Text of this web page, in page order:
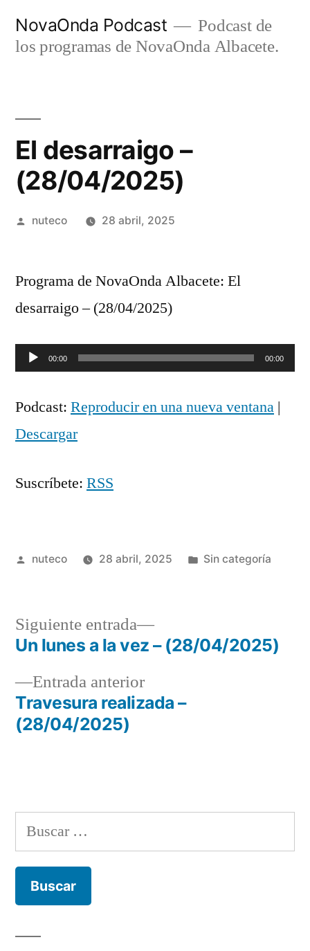
NovaOnda Podcast
Podcast de
los programas de NovaOnda Albacete.
El desarraigo –
(28/04/2025)
Publicada
nuteco 28 abril, 2025
Programa de NovaOnda Albacete: El
desarraigo – (28/04/2025)
Reproductor
audio
00:00 00:00
Podcast: Reproducir en una nueva ventana |
Descargar
Suscríbete: RSS
Publicada
nuteco 28 abril, 2025
Publicada
Sin categoría
Navegación
de
entradas
Entrada anteriorEntrada
anterior:
Travesura realizada –
(28/04/2025)
Siguiente entrada
Siguiente
entrada:
Un lunes a la vez – (28/04/2025)
Buscar: